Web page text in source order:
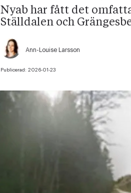
Nyab har fått det
Ställdalen och
Ann-Louise Larsson
Publicerad: 2026-01-23